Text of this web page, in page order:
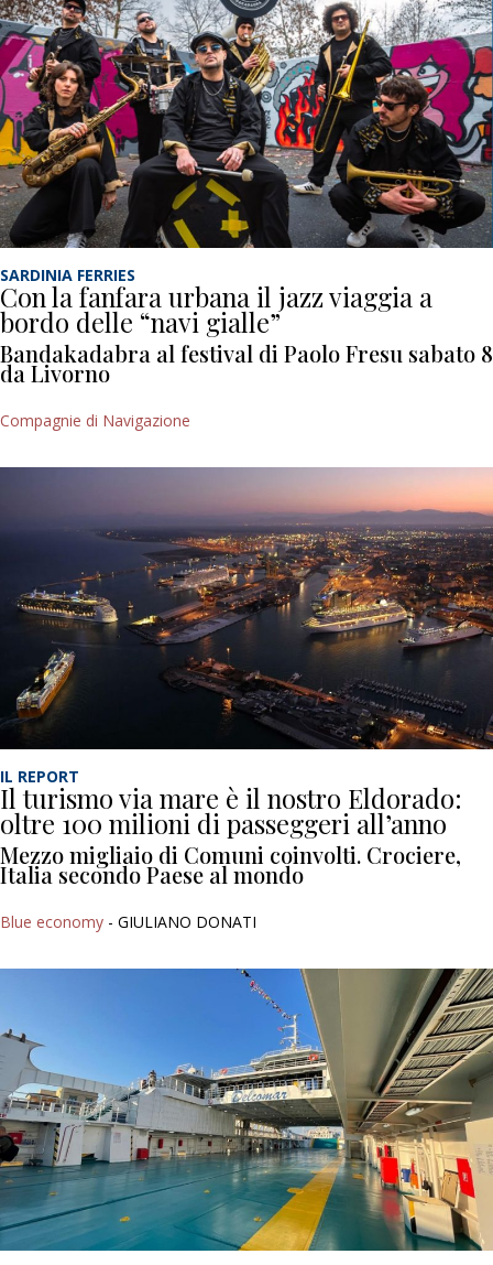
SARDINIA FERRIES
Con la fanfara urbana il jazz viaggia a
bordo delle “navi gialle”
Bandakadabra al festival di Paolo Fresu sabato 8
da Livorno
Compagnie di Navigazione
IL REPORT
Il turismo via mare è il nostro Eldorado:
oltre 100 milioni di passeggeri all’anno
Mezzo migliaio di Comuni coinvolti. Crociere,
Italia secondo Paese al mondo
Blue economy - GIULIANO DONATI